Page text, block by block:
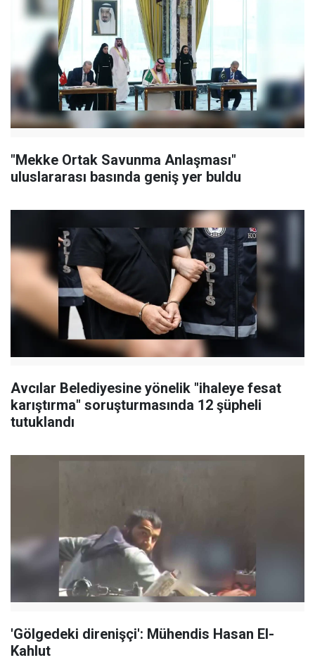
"Mekke Ortak Savunma Anlaşması"
uluslararası basında geniş yer buldu
Avcılar Belediyesine yönelik "ihaleye fesat
karıştırma" soruşturmasında 12 şüpheli
tutuklandı
'Gölgedeki direnişçi': Mühendis Hasan El-
Kahlut